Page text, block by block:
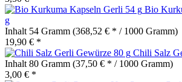
Bio
g
Inhalt 54 Gramm (368,52 € * / 1000 Gramm)
19,90 € *
Chili Salz
Inhalt 80 Gramm (37,50 € * / 1000 Gramm)
3,00 € *